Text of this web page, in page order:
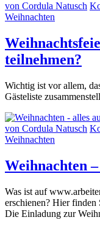
von Cordula Natusch
Weihnachten
teilnehmen?
Wichtig ist vor allem,
Gästeliste
von Cordula Natusch
Weihnachten
Weihnachten
Was ist auf
erschienen? Hier
Die Einladung zur